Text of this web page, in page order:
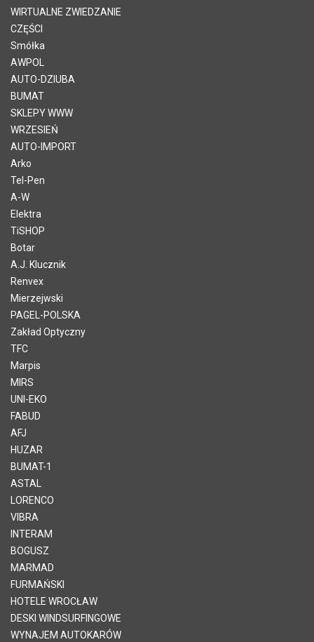
WIRTUALNE ZWIEDZANIE
CZĘŚCI
Smółka
AWPOL
AUTO-DZIUBA
BUMAT
SKLEPY WWW
WRZESIEŃ
AUTO-IMPORT
Arko
Tel-Pen
A-W
Elektra
TiSHOP
Botar
A.J. Klucznik
Renvex
Mierzejwski
PAGEL-POLSKA
Zakład Optyczny
TFC
Marpis
MIRS
UNI-EKO
FABUD
AFJ
HUZAR
BUMAT-1
ASTAL
LORENCO
VIBRA
INTERAM
BOGUSZ
MARMAD
FURMAŃSKI
HOTELE WROCŁAW
DESKI WINDSURFINGOWE
WYNAJEM AUTOKARÓW